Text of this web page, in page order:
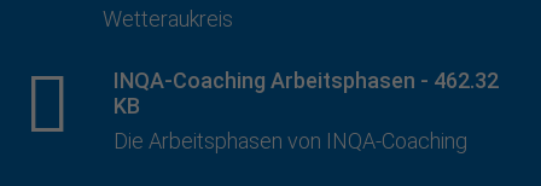
Wetteraukreis
INQA-Coaching Arbeitsphasen - 462.32
KB
Die Arbeitsphasen von INQA-Coaching